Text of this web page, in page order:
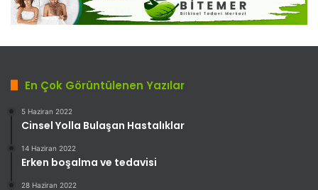
En Çok Görüntülenen Yazılar
5 Haziran 2022
Cinsel Yolla Bulaşan Hastalıklar
14 Haziran 2022
Erken boşalma ve tedavisi
28 Haziran 2022